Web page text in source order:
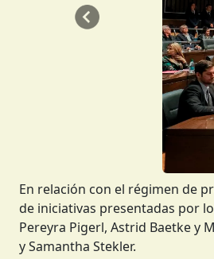
Anterior
En relación con el régimen de
de iniciativas presentadas por
Pereyra Pigerl, Astrid Baetke y
y Samantha Stekler.